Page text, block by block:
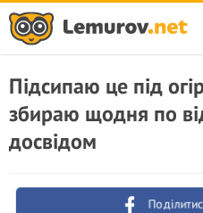
Підсипаю це під
збираю щодня по
досвідом